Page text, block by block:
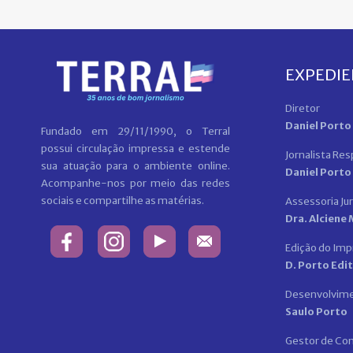
Fundado em 29/11/1990, o Terral
possui circulação impressa e estende
sua atuação para o ambiente online.
Acompanhe-nos por meio das redes
sociais e compartilhe as matérias.
Diretor
Daniel Porto
Jornalista
Daniel Porto
Assessoria
Dra. Alciene
Edição do
D. Porto
Saulo Porto
Gestor de